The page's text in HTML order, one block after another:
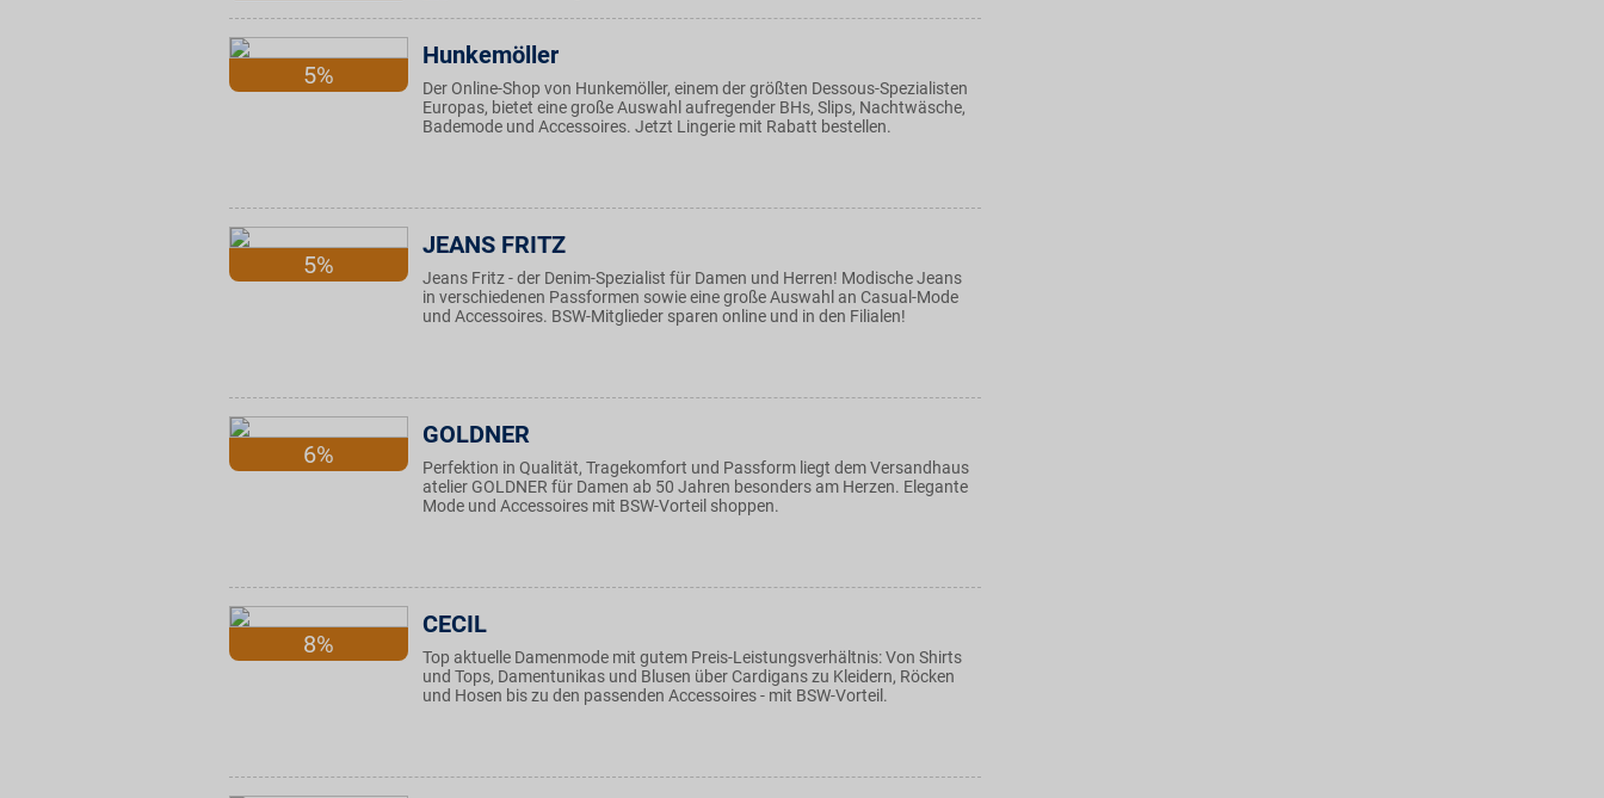
5%
Hunkemöller
Der Online-Shop von Hunkemöller, einem der größten Dessous-Spezialisten
Europas, bietet eine große Auswahl aufregender BHs, Slips, Nachtwäsche,
Bademode und Accessoires. Jetzt Lingerie mit Rabatt bestellen.
5%
JEANS FRITZ
Jeans Fritz - der Denim-Spezialist für Damen und Herren! Modische Jeans
in verschiedenen Passformen sowie eine große Auswahl an Casual-Mode
und Accessoires. BSW-Mitglieder sparen online und in den Filialen!
6%
GOLDNER
Perfektion in Qualität, Tragekomfort und Passform liegt dem Versandhaus
atelier GOLDNER für Damen ab 50 Jahren besonders am Herzen. Elegante
Mode und Accessoires mit BSW-Vorteil shoppen.
8%
CECIL
Top aktuelle Damenmode mit gutem Preis-Leistungsverhältnis: Von Shirts
und Tops, Damentunikas und Blusen über Cardigans zu Kleidern, Röcken
und Hosen bis zu den passenden Accessoires - mit BSW-Vorteil.